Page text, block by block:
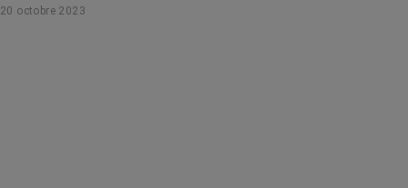
20 octobre 2023